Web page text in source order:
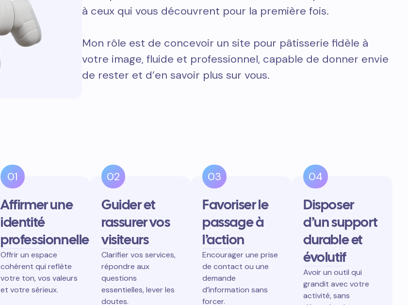
à ceux qui vous découvrent pour la première fois.
Mon rôle est de concevoir un site pour pâtisserie fidèle à
votre image, fluide et professionnel, capable de donner envie
de rester et d’en savoir plus sur vous.
01
Affirmer une
identité
professionnelle
Offrir un espace
cohérent qui reflète
votre ton, vos valeurs
et votre sérieux.
02
Guider et
rassurer vos
visiteurs
Clarifier vos services,
répondre aux
questions
essentielles, lever les
doutes.
03
Favoriser le
passage à
l’action
Encourager une prise
de contact ou une
demande
d’information sans
forcer.
04
Disposer
d’un support
durable et
évolutif
Avoir un outil qui
grandit avec votre
activité, sans